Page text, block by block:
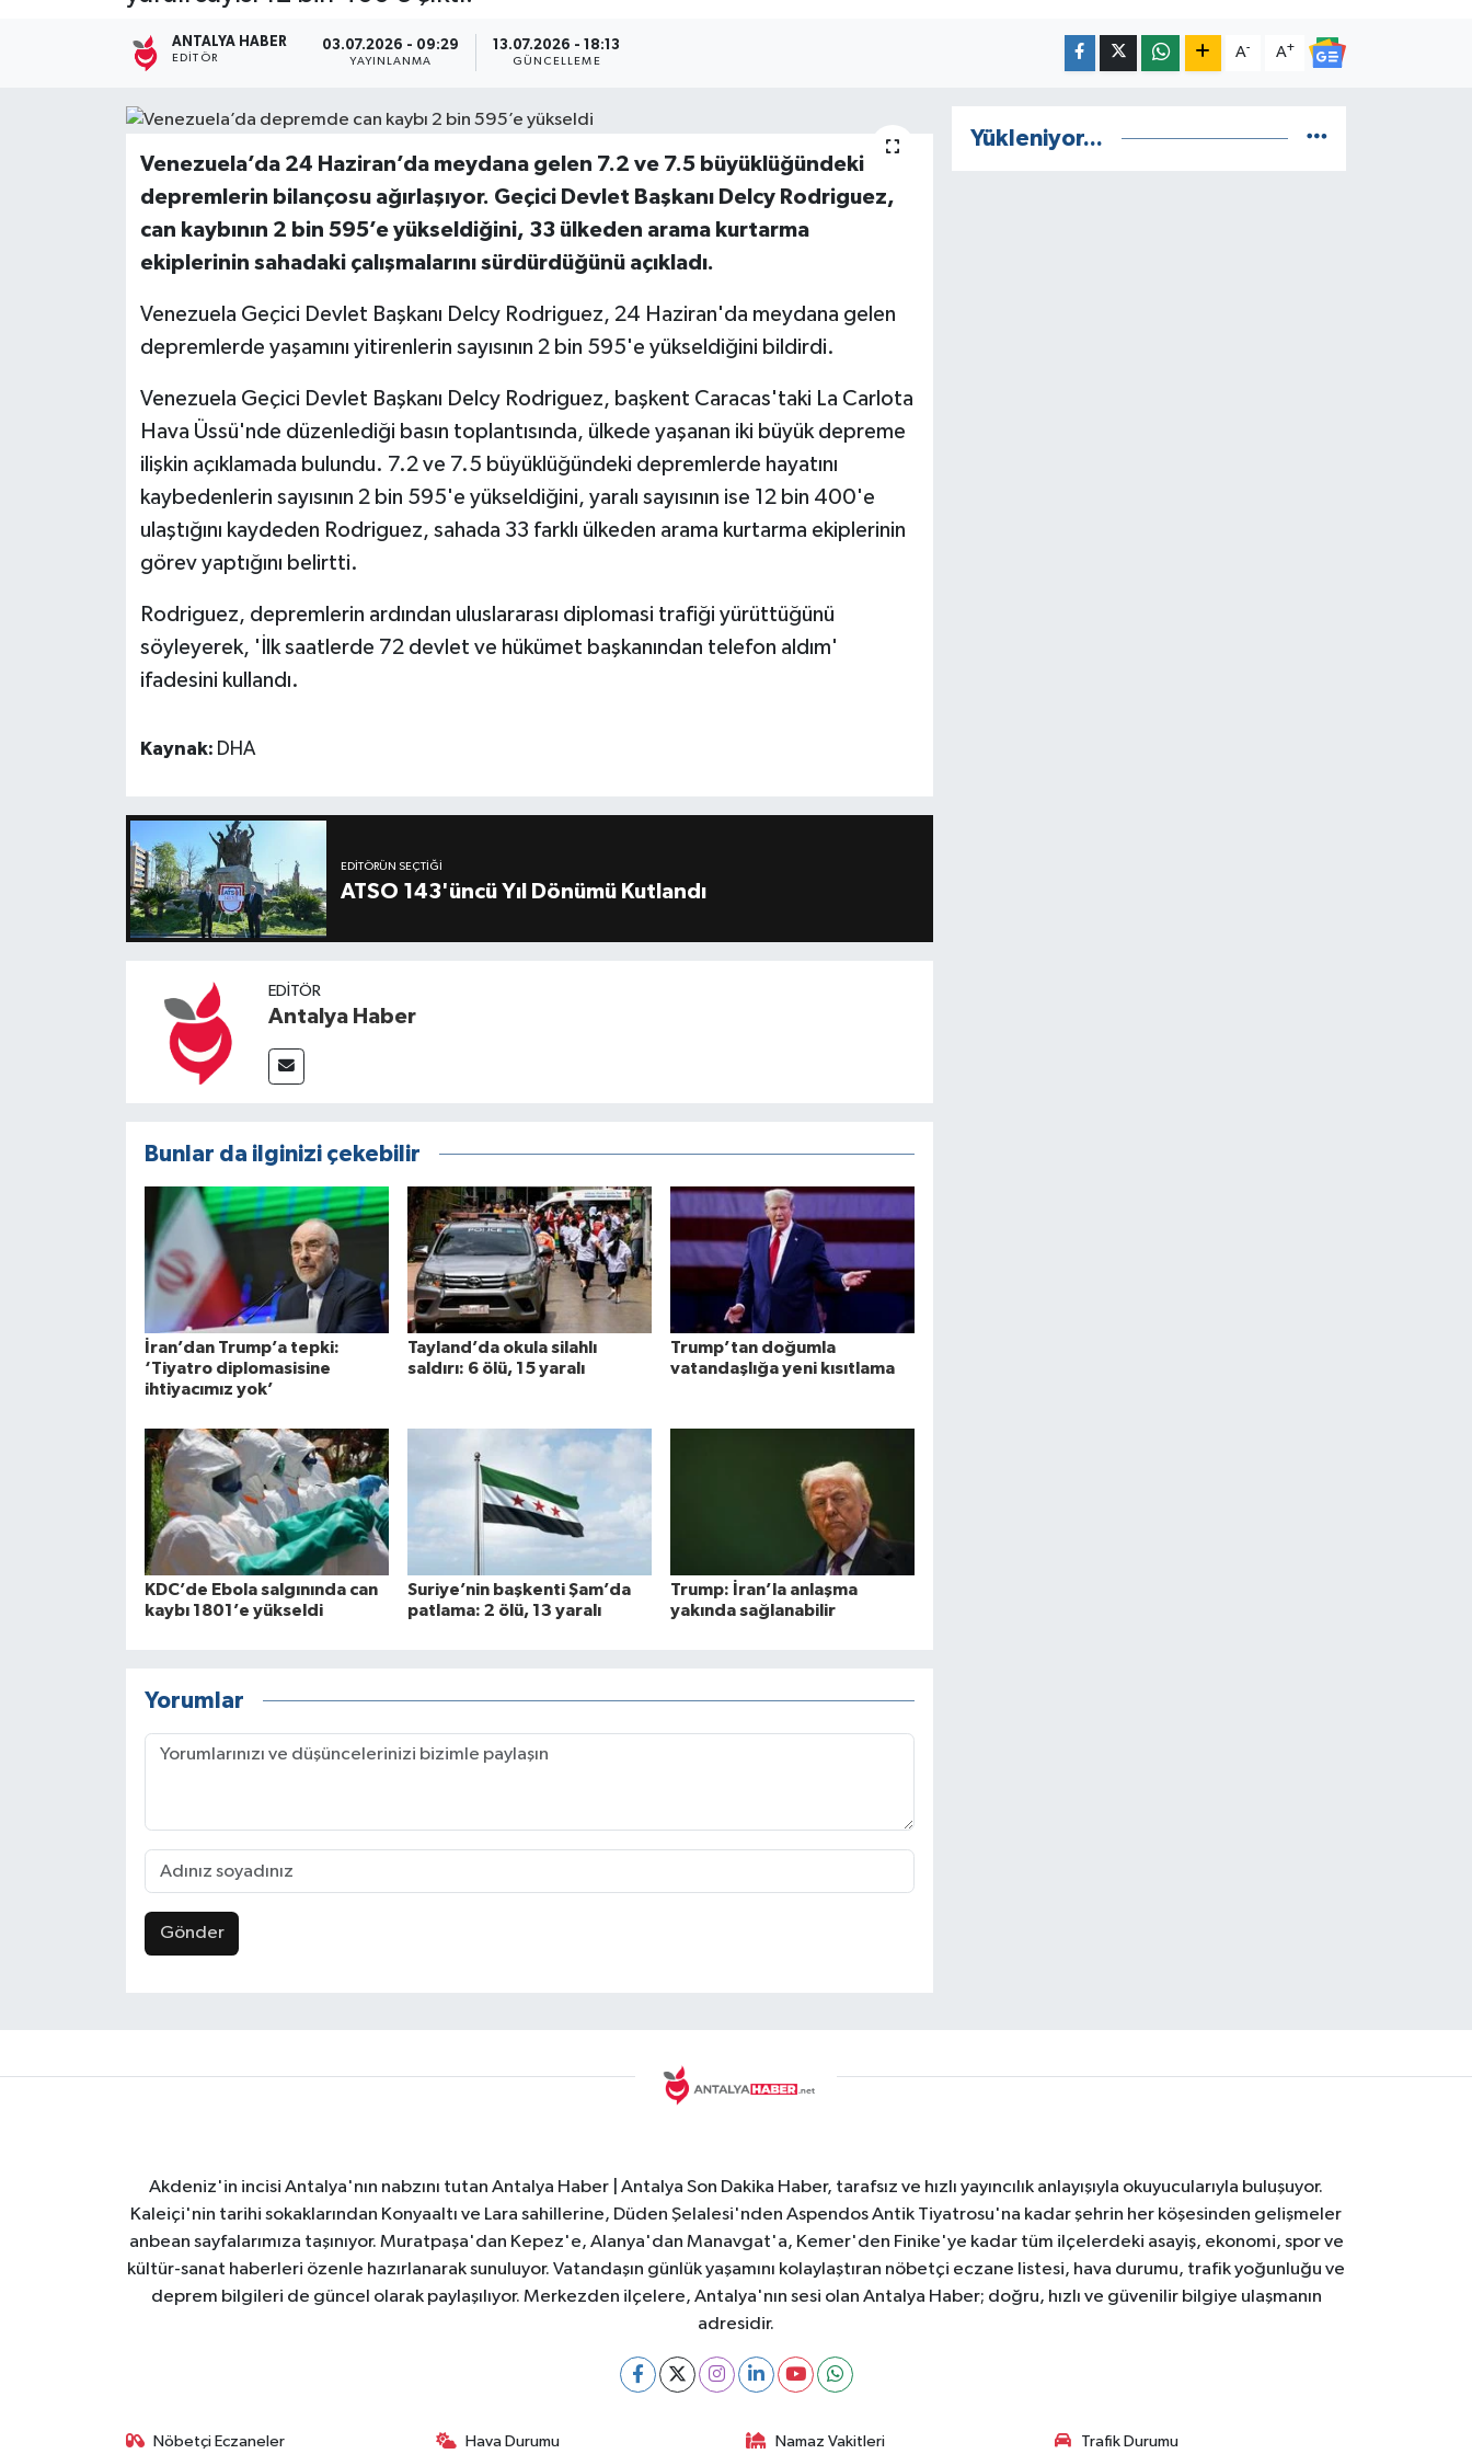
ANTALYA HABER
EDITÖR
03.07.2026 - 09:29
YAYINLANMA
13.07.2026 - 18:13
GÜNCELLEME
A- A+
Venezuela’da 24 Haziran’da meydana gelen 7.2 ve 7.5 büyüklüğündeki
depremlerin bilançosu ağırlaşıyor. Geçici Devlet Başkanı Delcy Rodriguez,
can kaybının 2 bin 595’e yükseldiğini, 33 ülkeden arama kurtarma
ekiplerinin sahadaki çalışmalarını sürdürdüğünü açıkladı.
Venezuela Geçici Devlet Başkanı Delcy Rodriguez, 24 Haziran'da meydana gelen
depremlerde yaşamını yitirenlerin sayısının 2 bin 595'e yükseldiğini bildirdi.
Venezuela Geçici Devlet Başkanı Delcy Rodriguez, başkent Caracas'taki La Carlota
Hava Üssü'nde düzenlediği basın toplantısında, ülkede yaşanan iki büyük depreme
ilişkin açıklamada bulundu. 7.2 ve 7.5 büyüklüğündeki depremlerde hayatını
kaybedenlerin sayısının 2 bin 595'e yükseldiğini, yaralı sayısının ise 12 bin 400'e
ulaştığını kaydeden Rodriguez, sahada 33 farklı ülkeden arama kurtarma ekiplerinin
görev yaptığını belirtti.
Rodriguez, depremlerin ardından uluslararası diplomasi trafiği yürüttüğünü
söyleyerek, 'İlk saatlerde 72 devlet ve hükümet başkanından telefon aldım'
ifadesini kullandı.
Kaynak: DHA
EDITÖRÜN SEÇTIĞI
ATSO 143'üncü Yıl Dönümü Kutlandı
EDITÖR
Antalya Haber
Bunlar da ilginizi çekebilir
İran’dan Trump’a tepki:
‘Tiyatro diplomasisine
ihtiyacımız yok’
Tayland’da okula silahlı
saldırı: 6 ölü, 15 yaralı
Trump’tan doğumla
vatandaşlığa yeni kısıtlama
KDC’de Ebola salgınında can
kaybı 1801’e yükseldi
Suriye’nin başkenti Şam’da
patlama: 2 ölü, 13 yaralı
Trump: İran’la anlaşma
yakında sağlanabilir
Yorumlar
Gönder
Yükleniyor...
Akdeniz'in incisi Antalya'nın nabzını tutan Antalya Haber | Antalya Son Dakika Haber, tarafsız ve hızlı yayıncılık anlayışıyla okuyucularıyla buluşuyor.
Kaleiçi'nin tarihi sokaklarından Konyaaltı ve Lara sahillerine, Düden Şelalesi'nden Aspendos Antik Tiyatrosu'na kadar şehrin her köşesinden gelişmeler
anbean sayfalarımıza taşınıyor. Muratpaşa'dan Kepez'e, Alanya'dan Manavgat'a, Kemer'den Finike'ye kadar tüm ilçelerdeki asayiş, ekonomi, spor ve
kültür-sanat haberleri özenle hazırlanarak sunuluyor. Vatandaşın günlük yaşamını kolaylaştıran nöbetçi eczane listesi, hava durumu, trafik yoğunluğu ve
deprem bilgileri de güncel olarak paylaşılıyor. Merkezden ilçelere, Antalya'nın sesi olan Antalya Haber; doğru, hızlı ve güvenilir bilgiye ulaşmanın
adresidir.
Nöbetçi Eczaneler Hava Durumu Namaz Vakitleri Trafik Durumu
Kültür Sanat